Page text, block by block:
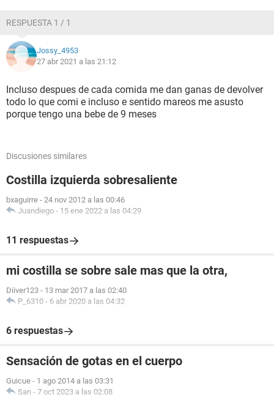
RESPUESTA 1 / 1
Jossy_4953
27 abr 2021 a las 21:12
Incluso despues de cada comida me dan ganas de devolver
todo lo que comi e incluso e sentido mareos me asusto
porque tengo una bebe de 9 meses
Discusiones similares
Costilla izquierda sobresaliente
bxaguirre - 24 nov 2012 a las 00:46
Juandiego - 15 ene 2022 a las 04:29
11 respuestas
mi costilla se sobre sale mas que la otra,
Diiver123 - 13 mar 2017 a las 02:40
P_6310 - 6 abr 2020 a las 04:32
6 respuestas
Sensación de gotas en el cuerpo
Guicue - 1 ago 2014 a las 03:31
San - 7 oct 2023 a las 02:08